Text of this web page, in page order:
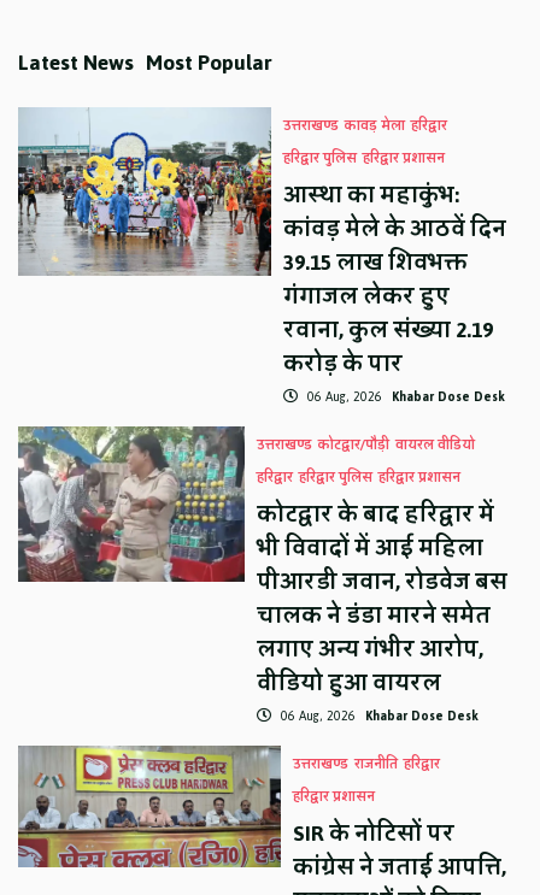
Latest News Most Popular
उत्तराखण्ड कावड़ मेला हरिद्वार
हरिद्वार पुलिस हरिद्वार प्रशासन
आस्था का महाकुंभ:
कांवड़ मेले के आठवें दिन
39.15 लाख शिवभक्त
गंगाजल लेकर हुए
रवाना, कुल संख्या 2.19
करोड़ के पार
06 Aug, 2026 Khabar Dose Desk
उत्तराखण्ड कोटद्वार/पौड़ी वायरल वीडियो
हरिद्वार हरिद्वार पुलिस हरिद्वार प्रशासन
कोटद्वार के बाद हरिद्वार में
भी विवादों में आई महिला
पीआरडी जवान, रोडवेज बस
चालक ने डंडा मारने समेत
लगाए अन्य गंभीर आरोप,
वीडियो हुआ वायरल
06 Aug, 2026 Khabar Dose Desk
उत्तराखण्ड राजनीति हरिद्वार
हरिद्वार प्रशासन
SIR के नोटिसों पर
कांग्रेस ने जताई आपत्ति,